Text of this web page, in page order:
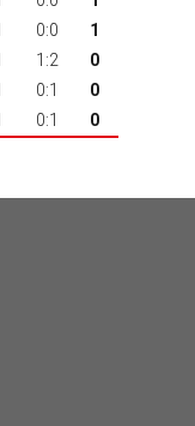
0:0
1
1:2
0
0:1
0
0:1 0